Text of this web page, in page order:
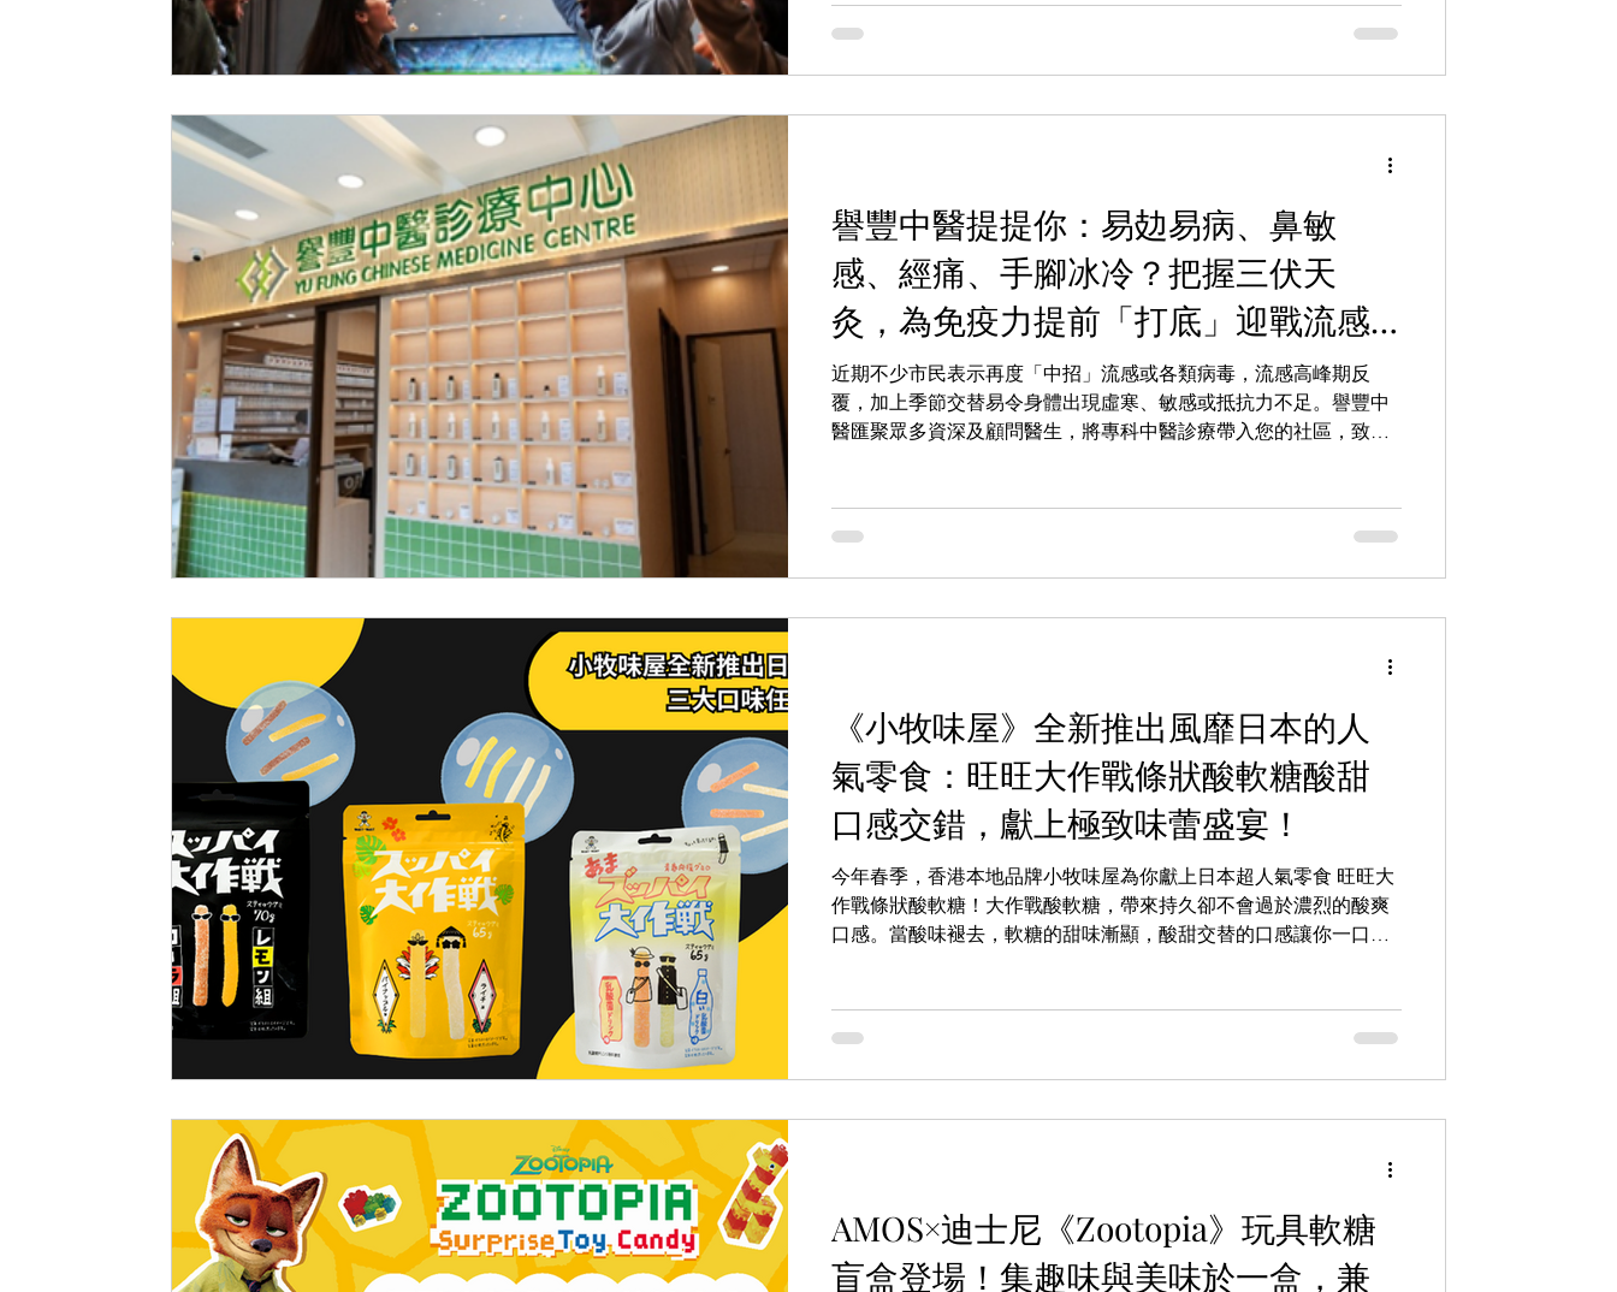
譽豐中醫提提你：易攰易病、鼻敏
感、經痛、手腳冰冷？把握三伏天
灸，為免疫力提前「打底」迎戰流感
高峰
近期不少市民表示再度「中招」流感或各類病毒，流感高峰期反
覆，加上季節交替易令身體出現虛寒、敏感或抵抗力不足。譽豐中
醫匯聚眾多資深及顧問醫生，將專科中醫診療帶入您的社區，致力
內在動力充足，對外在邪氣（流感、病毒等）的抵抗能力自然更
佳。
《小牧味屋》全新推出風靡日本的人
氣零食：旺旺大作戰條狀酸軟糖酸甜
口感交錯，獻上極致味蕾盛宴！
今年春季，香港本地品牌小牧味屋為你獻上日本超人氣零食 旺旺大
作戰條狀酸軟糖！大作戰酸軟糖，帶來持久卻不會過於濃烈的酸爽
口感。當酸味褪去，軟糖的甜味漸顯，酸甜交替的口感讓你一口接
日全面登陸Circle K。軟糖口感嚼勁十足，咀嚼起來很有滿足感，使
人一吃成癮。棒條裝設計亦非常便捷，讓你隨時隨地享受不同風味
AMOS×迪士尼《Zootopia》玩具軟糖
盲盒登場！集趣味與美味於一盒，兼